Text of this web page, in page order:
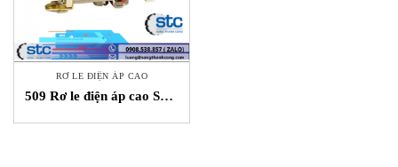
RƠ LE ĐIỆN ÁP CAO
509 Rơ le điện áp cao STC